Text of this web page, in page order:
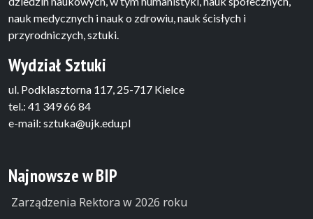
nauk medycznych i nauk o zdrowiu, nauk ścisłych i
przyrodniczych, sztuki.
Wydział Sztuki
ul. Podklasztorna 117, 25-717 Kielce
tel.: 41 349 66 84
e-mail: sztuka@ujk.edu.pl
Najnowsze w BIP
Zarządzenia Rektora w 2026 roku